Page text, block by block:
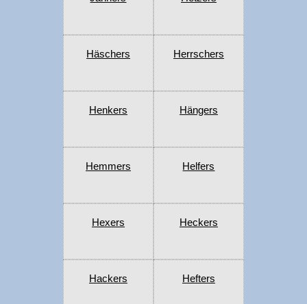
Häschers Herrschers
Henkers Hängers
Hemmers Helfers
Hexers Heckers
Hackers Hefters